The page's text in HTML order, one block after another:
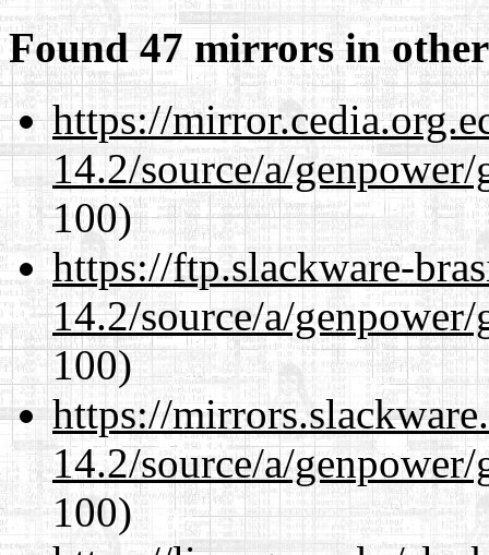
Found 47 mirrors in
https://
14.2/source/a/
100)
https://ftp.slackware-
14.2/source/a/
100)
https://
14.2/source/a/
100)